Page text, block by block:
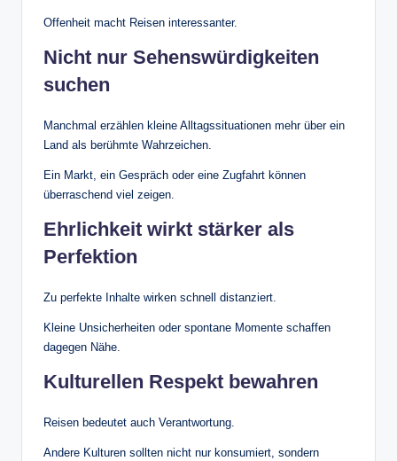
Offenheit macht Reisen interessanter.
Nicht nur Sehenswürdigkeiten
suchen
Manchmal erzählen kleine Alltagssituationen mehr über ein
Land als berühmte Wahrzeichen.
Ein Markt, ein Gespräch oder eine Zugfahrt können
überraschend viel zeigen.
Ehrlichkeit wirkt stärker als
Perfektion
Zu perfekte Inhalte wirken schnell distanziert.
Kleine Unsicherheiten oder spontane Momente schaffen
dagegen Nähe.
Kulturellen Respekt bewahren
Reisen bedeutet auch Verantwortung.
Andere Kulturen sollten nicht nur konsumiert, sondern